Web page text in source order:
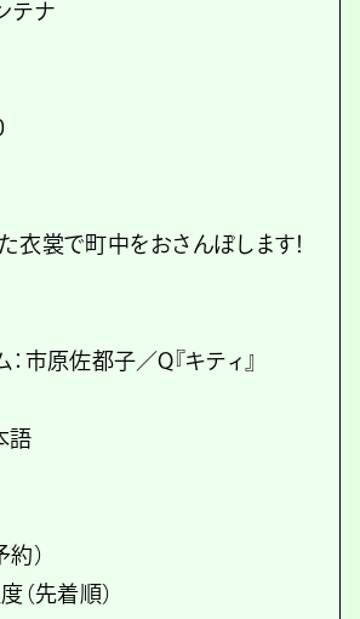
テナ
衣裳で町中をおさんぽします！
市原佐都子／Q『キティ』
語
）
（先着順）